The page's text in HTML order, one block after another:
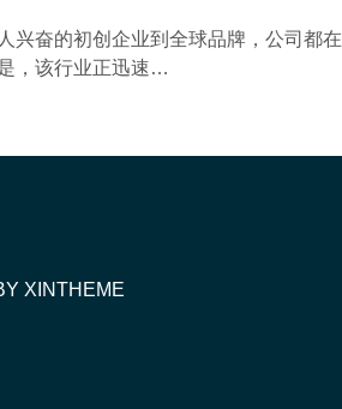
兴奋的初创企业到全球品牌，公司都在
，该行业正迅速…
XINTHEME